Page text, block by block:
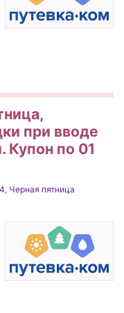
при вводе
Купон по 01
, Черная пятница